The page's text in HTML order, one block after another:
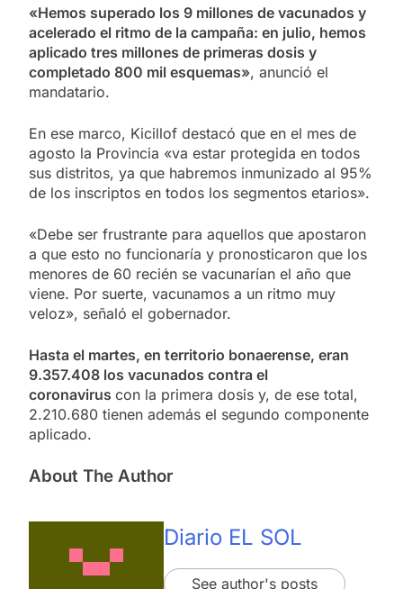
«Hemos superado los 9 millones de vacunados y
acelerado el ritmo de la campaña: en julio, hemos
aplicado tres millones de primeras dosis y
completado 800 mil esquemas», anunció el
mandatario.
En ese marco, Kicillof destacó que en el mes de
agosto la Provincia «va estar protegida en todos
sus distritos, ya que habremos inmunizado al 95%
de los inscriptos en todos los segmentos etarios».
«Debe ser frustrante para aquellos que apostaron
a que esto no funcionaría y pronosticaron que los
menores de 60 recién se vacunarían el año que
viene. Por suerte, vacunamos a un ritmo muy
veloz», señaló el gobernador.
Hasta el martes, en territorio bonaerense, eran
9.357.408 los vacunados contra el
coronavirus con la primera dosis y, de ese total,
2.210.680 tienen además el segundo componente
aplicado.
About The Author
Diario EL SOL
See author's posts